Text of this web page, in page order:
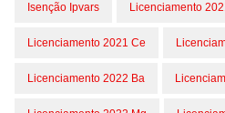
Isenção Ipvars Licenciamento
Licenciamento 2021 Ce
Licenciamento 2022 Ba